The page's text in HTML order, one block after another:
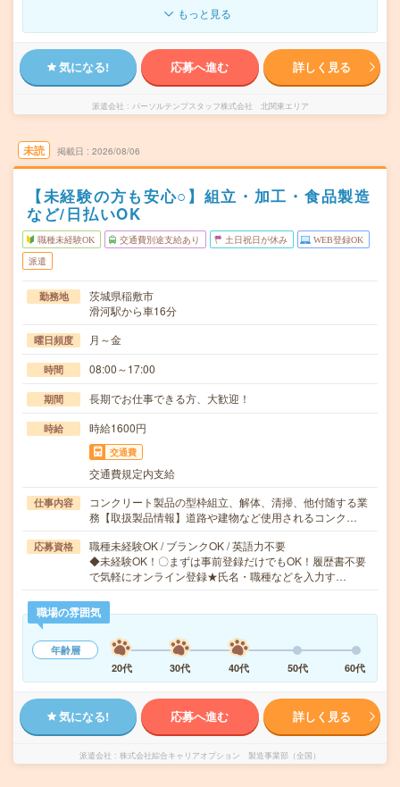
もっと見る
気になる! 応募へ進む 詳しく見る
派遣会社 パーソルテンプスタッフ株式会社 北関東エリア
未読 掲載日 2026/08/06
【未経験の方も安心○】組立・加工・食品製造
など/日払いOK
職種未経験OK 交通費別途支給あり 土日祝日が休み WEB登録OK
派遣
勤務地
茨城県稲敷市
滑河駅から車16分
曜日頻度 月～金
時間 08:00～17:00
期間 長期でお仕事できる方、大歓迎！
時給 時給1600円
交通費
交通費規定内支給
仕事内容
コンクリート製品の型枠組立、解体、清掃、他付随する業
務【取扱製品情報】道路や建物など使用されるコンク…
応募資格
職種未経験OK / ブランクOK / 英語力不要
◆未経験OK！〇まずは事前登録だけでもOK！履歴書不要
で気軽にオンライン登録★氏名・職種などを入力す…
職場の雰囲気
年齢層
20代
30代 40代 50代 60代
気になる! 応募へ進む 詳しく見る
派遣会社 株式会社綜合キャリアオプション 製造事業部（全国）